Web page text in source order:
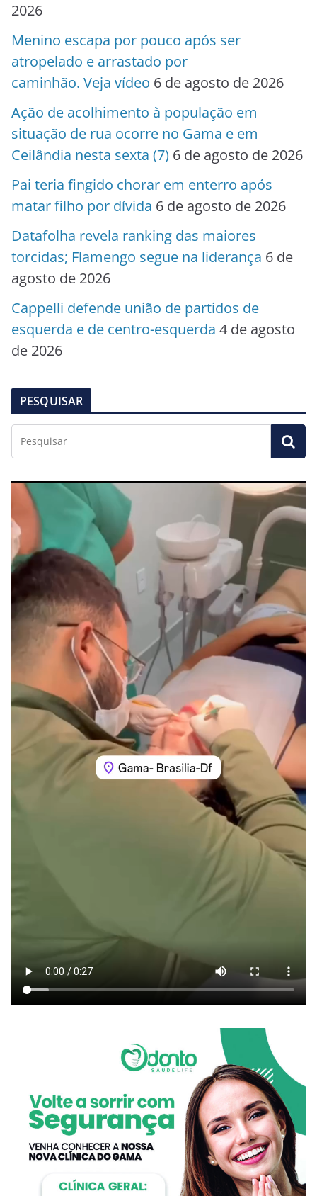
2026
Menino escapa por pouco após ser
atropelado e arrastado por
caminhão. Veja vídeo 6 de agosto de 2026
Ação de acolhimento à população em
situação de rua ocorre no Gama e em
Ceilândia nesta sexta (7) 6 de agosto de 2026
Pai teria fingido chorar em enterro após
matar filho por dívida 6 de agosto de 2026
Datafolha revela ranking das maiores
torcidas; Flamengo segue na liderança 6 de
agosto de 2026
Cappelli defende união de partidos de
esquerda e de centro-esquerda 4 de agosto
de 2026
PESQUISAR